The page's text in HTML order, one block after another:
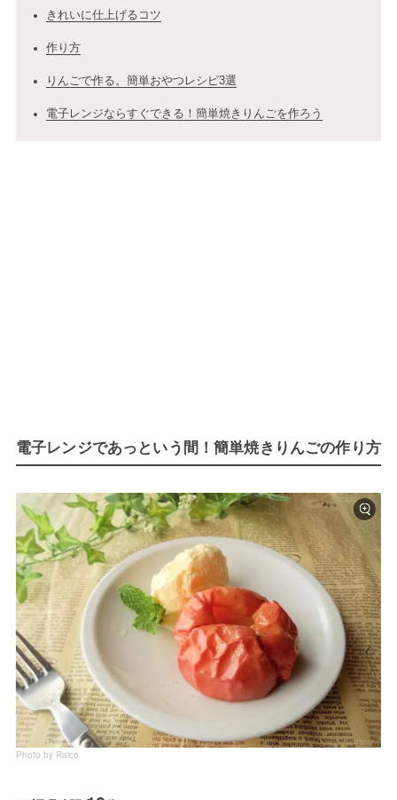
きれいに仕上げるコツ
作り方
りんごで作る。簡単おやつレシピ3選
電子レンジならすぐできる！簡単焼きりんごを作ろう
電子レンジであっという間！簡単焼きりんごの作り方
Photo by Raico